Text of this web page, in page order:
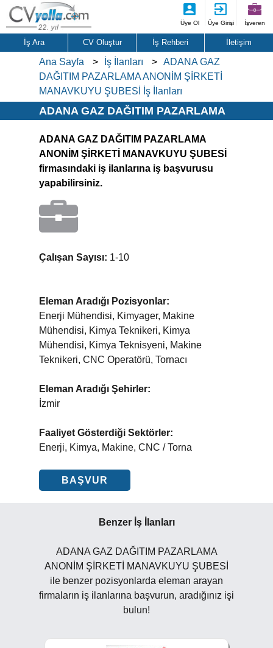
Üye Ol Üye Girişi İşveren
İş Ara CV Oluştur İş Rehberi İletişim
Ana Sayfa İş İlanları
ADANA GAZ
DAĞITIM PAZARLAMA ANONİM ŞİRKETİ
MANAVKUYU ŞUBESİ İş İlanları
ADANA GAZ DAĞITIM PAZARLAMA
ŞUBESİ İş İlanları
ADANA GAZ DAĞITIM PAZARLAMA
ANONİM ŞİRKETİ MANAVKUYU ŞUBESİ
firmasındaki iş ilanlarına iş başvurusu
yapabilirsiniz.
Çalışan Sayısı: 1-10
Eleman Aradığı Pozisyonlar:
Enerji Mühendisi, Kimyager, Makine
Mühendisi, Kimya Teknikeri, Kimya
Mühendisi, Kimya Teknisyeni, Makine
Teknikeri, CNC Operatörü, Tornacı
Eleman Aradığı Şehirler:
İzmir
Faaliyet Gösterdiği Sektörler:
Enerji, Kimya, Makine, CNC / Torna
BAŞVUR
Benzer İş İlanları
ADANA GAZ DAĞITIM PAZARLAMA
ANONİM ŞİRKETİ MANAVKUYU ŞUBESİ
ile benzer pozisyonlarda eleman arayan
firmaların iş ilanlarına başvurun, aradığınız işi
bulun!